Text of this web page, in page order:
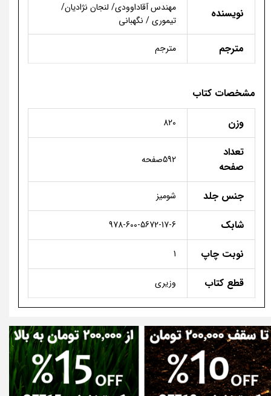
نویسنده
مهندس آقاداوودی/ لنجان­ نژادیان/
تیموری / نگهبانی
مترجم مترجم
مشخصات کتاب
وزن
820
تعداد
صفحه
592صفحه
جنس جلد شومیز
شابک 978-600-5672-17-6
نوبت چاپ 1
قطع کتاب وزیری